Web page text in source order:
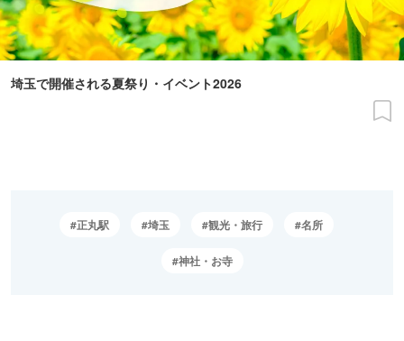
埼玉で開催される夏祭り・イベント2026
正丸駅 埼玉 観光・旅行 名所
神社・お寺